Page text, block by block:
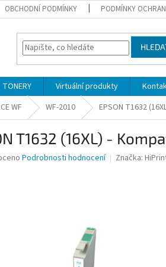
OBCHODNÍ PODMÍNKY PODMÍNKY
TONERY Virtuální produkty
WF WF-2010 EPSON T1632
T1632 (16XL) -
Podrobnosti hodnocení Značka: